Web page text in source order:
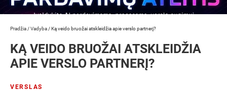
Pradžia /Vadyba /Ką veido bruožai atskleidžia apie verslo partnerį?
KĄ VEIDO BRUOŽAI ATSKLEIDŽIA
APIE VERSLO PARTNERĮ?
VERSLAS